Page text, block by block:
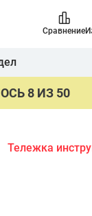
Сравнение
8 ИЗ 50
Тележка